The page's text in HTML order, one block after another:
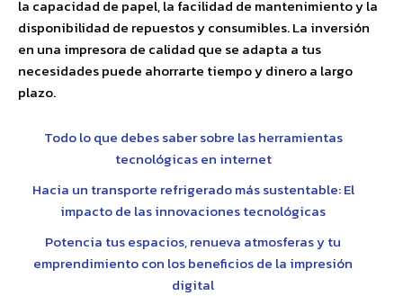
la capacidad de papel, la facilidad de mantenimiento y la
disponibilidad de repuestos y consumibles. La inversión
en una impresora de calidad que se adapta a tus
necesidades puede ahorrarte tiempo y dinero a largo
plazo.
Todo lo que debes saber sobre las herramientas
tecnológicas en internet
Hacia un transporte refrigerado más sustentable: El
impacto de las innovaciones tecnológicas
Potencia tus espacios, renueva atmosferas y tu
emprendimiento con los beneficios de la impresión
digital